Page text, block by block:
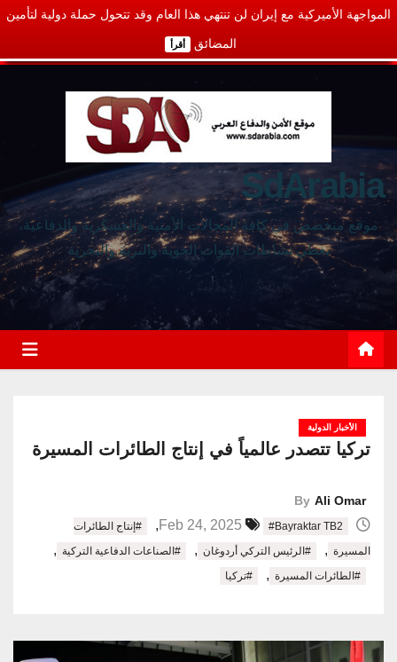
المواجهة الأميركية مع إيران لن تنتهي هذا العام وقد تتحول حملة دولية لتأمين
المضائق أقرأ
SdArabia
موقع متخصص في كافة المجالات الأمنية والعسكرية والدفاعية،
يغطي نشاطات القوات الجوية والبرية والبحرية
الأخبار الدولية
تركيا تتصدر عالمياً في إنتاج الطائرات المسيرة
By Ali Omar
#Bayraktar TB2
,
#إنتاج الطائرات
المسيرة , #الرئيس التركي أردوغان , #الصناعات الدفاعية التركية ,
#الطائرات المسيرة , #تركيا